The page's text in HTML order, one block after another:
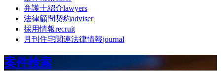
弁護士紹介lawyers
法律顧問契約adviser
採用情報recruit
月刊住宅関連法律情報journal
案件検索